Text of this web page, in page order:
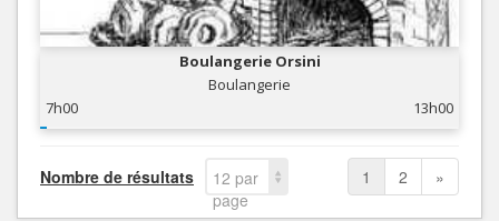
Boulangerie Orsini
Boulangerie
7h00
13h00
Nombre de résultats
12 par
page
1 2 »